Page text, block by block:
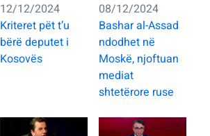
12/12/2024
Kriteret pët t’u
bërë deputet i
Kosovës
08/12/2024
Bashar al-Assad
ndodhet në
Moskë, njoftuan
mediat
shtetërore ruse